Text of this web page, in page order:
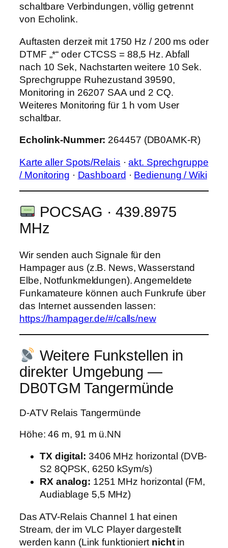
schaltbare Verbindungen, völlig getrennt
von Echolink.
Auftasten derzeit mit 1750 Hz / 200 ms oder
DTMF „*“ oder CTCSS = 88,5 Hz. Abfall
nach 10 Sek, Nachstarten weitere 10 Sek.
Sprechgruppe Ruhezustand 39590,
Monitoring in 26207 SAA und 2 CQ.
Weiteres Monitoring für 1 h vom User
schaltbar.
Echolink-Nummer: 264457 (DB0AMK-R)
Karte aller Spots/Relais ·akt. Sprechgruppe
/ Monitoring · Dashboard · Bedienung / Wiki
POCSAG · 439.8975
MHz
Wir senden auch Signale für den
Hampager aus (z.B. News, Wasserstand
Elbe, Notfunkmeldungen). Angemeldete
Funkamateure können auch Funkrufe über
das Internet aussenden lassen:
https://hampager.de/#/calls/new
Weitere Funkstellen in
direkter Umgebung —
DB0TGM Tangermünde
D-ATV Relais Tangermünde
Höhe: 46 m, 91 m ü.NN
TX digital: 3406 MHz horizontal (DVB-
S2 8QPSK, 6250 kSym/s)
RX analog: 1251 MHz horizontal (FM,
Audiablage 5,5 MHz)
Das ATV-Relais Channel 1 hat einen
Stream, der im VLC Player dargestellt
werden kann (Link funktioniert nichtin